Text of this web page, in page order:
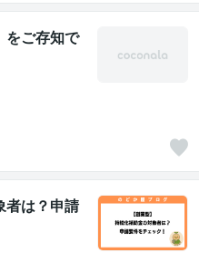
をご存知で
者は？申請